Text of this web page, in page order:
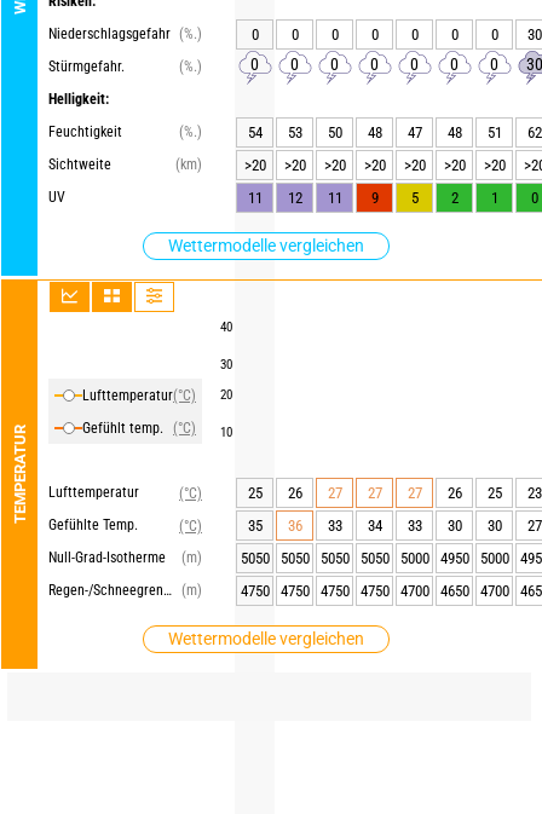
Niederschlagsgefahr (%.)
Stürmgefahr.
(%.)
Helligkeit:
Feuchtigkeit
(%.)
Sichtweite
(km)
UV
Wettermodelle vergleichen
TEMPERATUR
Lufttemperatur(°C)
Gefühlt temp.
(°C)
Lufttemperatur
(°C)
Gefühlte Temp.
(°C)
Null-Grad-Isotherme
(m)
Regen-/Schneegrenze (m)
Wettermodelle vergleichen
40
30
20
10
0 0 0 0 0 0 0 30
0 0 0 0 0 0 0 30
54 53 50 48 47 48 51
62
>20
>20 >20 >20 >20 >20 >20
11
12 11 9 5 2 1 0
25 26 27 27 27 26 25
23
35
36 33 34 33 30 30
27
5050
5050 5050 5050 5000 4950 5000
4750
4750 4750 4750 4700 4650 4700